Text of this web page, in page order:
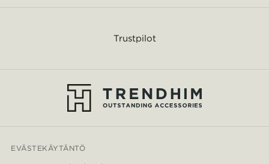
Trustpilot
EVÄSTEKÄYTÄNTÖ